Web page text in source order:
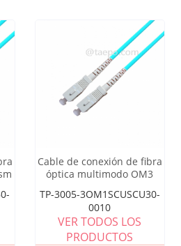
Cable de conexión de fibra
óptica multimodo OM3
50/125 um
TP-3005-3OM1SCUSCU30-
0010
VER TODOS LOS
PRODUCTOS